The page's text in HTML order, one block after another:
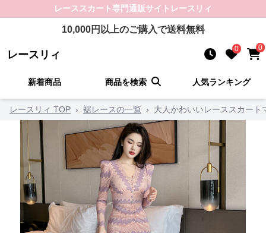
レーススカート専門通販サイト レースリィ
10,000円以上のご購入で送料無料
レースリィ 0 0
新着商品 商品を検索 人気ランキング
レースリィ TOP › 裾レースの一覧 › 大人かわいいレーススカート